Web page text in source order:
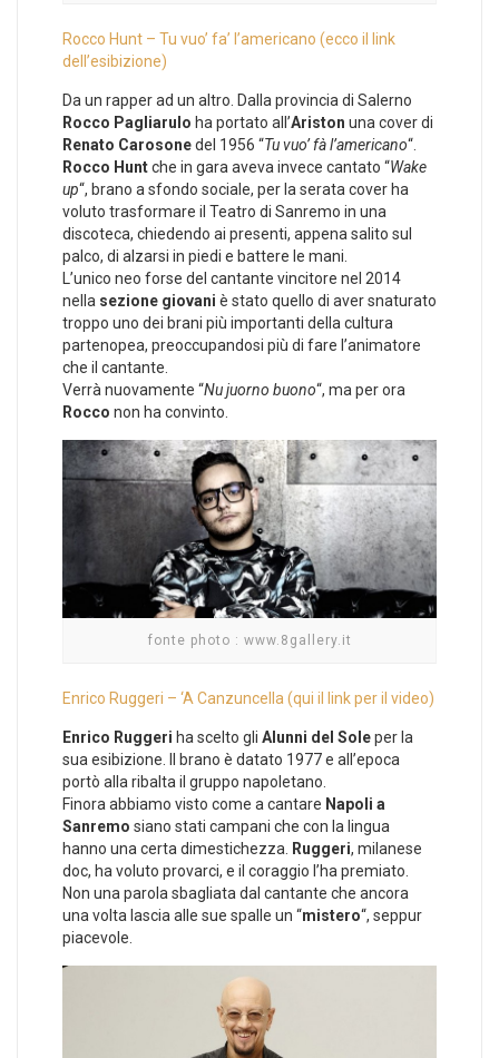
Rocco Hunt – Tu vuo’ fa’ l’americano (ecco il link
dell’esibizione)
Da un rapper ad un altro. Dalla provincia di Salerno
Rocco Pagliarulo ha portato all’Ariston una cover di
Renato Carosonedel 1956 “Tu vuo’ fà l’americano“.
Rocco Huntche in gara aveva invece cantato “Wake
up“, brano a sfondo sociale, per la serata cover ha
voluto trasformare il Teatro di Sanremo in una
discoteca, chiedendo ai presenti, appena salito sul
palco, di alzarsi in piedi e battere le mani.
L’unico neo forse del cantante vincitore nel 2014
nella sezione giovani è stato quello di aver snaturato
troppo uno dei brani più importanti della cultura
partenopea, preoccupandosi più di fare l’animatore
che il cantante.
Verrà nuovamente “Nu juorno buono“, ma per ora
Rocco non ha convinto.
fonte photo : www.8gallery.it
Enrico Ruggeri – ‘A Canzuncella (qui il link per il video)
Enrico Ruggeri ha scelto gli Alunni del Soleper la
sua esibizione. Il brano è datato 1977 e all’epoca
portò alla ribalta il gruppo napoletano.
Finora abbiamo visto come a cantare Napoli a
Sanremo siano stati campani che con la lingua
hanno una certa dimestichezza.
Ruggeri, milanese
doc, ha voluto provarci, e il coraggio l’ha premiato.
Non una parola sbagliata dal cantante che ancora
una volta lascia alle sue spalle un “mistero“, seppur
piacevole.